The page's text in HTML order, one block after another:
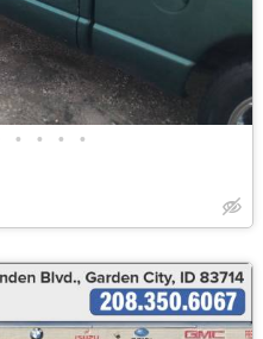
• • • •